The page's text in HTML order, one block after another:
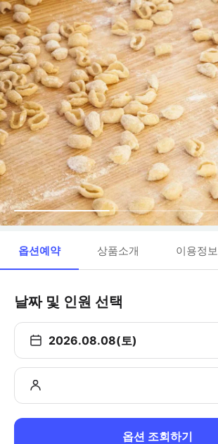
옵션예약 상품소개 이용정보
날짜 및 인원 선택
2026.08.08(토)
옵션 조회하기